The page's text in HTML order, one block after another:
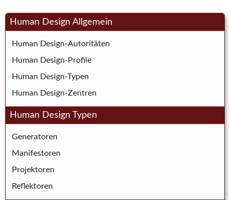
Human Design Allgemein
Human Design-Autoritäten
Human Design-Profile
Human Design-Typen
Human Design-Zentren
Human Design Typen
Generatoren
Manifestoren
Projektoren
Reflektoren